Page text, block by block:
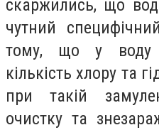
скаржились, що
чутний
тому, що у воду
кількість хлору та
при такій
очистку та